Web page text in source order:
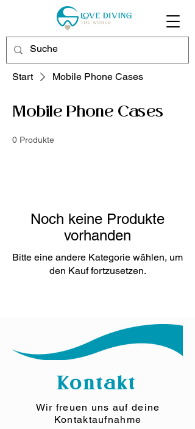
Start Mobile Phone Cases
Mobile Phone Cases
0 Produkte
Noch keine Produkte
vorhanden
Bitte eine andere Kategorie wählen, um
den Kauf fortzusetzen.
Kontakt
Wir freuen uns auf deine
Kontaktaufnahme